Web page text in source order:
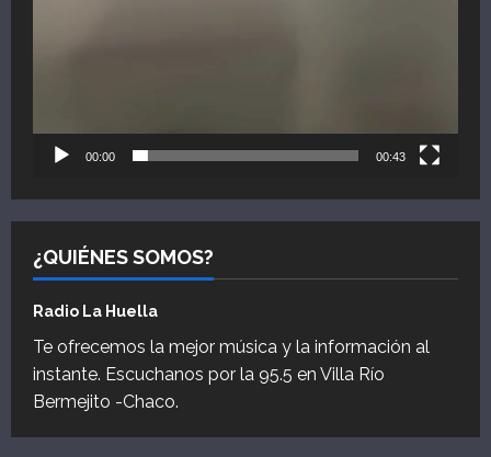
00:00 00:43
¿QUIÉNES SOMOS?
Radio La Huella
Te ofrecemos la mejor música y la información al
instante. Escuchanos por la 95.5 en Villa Río
Bermejito -Chaco.